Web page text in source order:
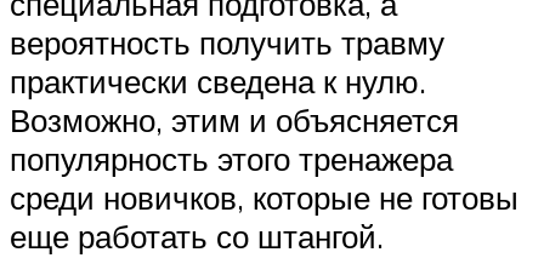
вероятность получить травму
практически сведена к нулю.
Возможно, этим и объясняется
популярность этого тренажера
среди новичков, которые не готовы
еще работать со штангой.